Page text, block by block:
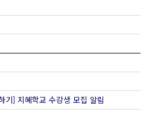
기] 지혜학교 수강생 모집 알림